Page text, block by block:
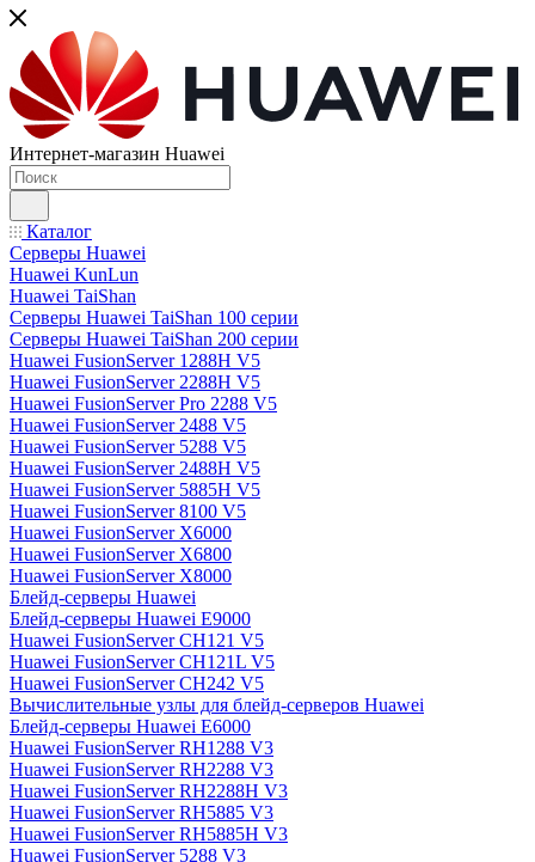
Интернет-магазин Huawei
Каталог
Серверы Huawei
Huawei KunLun
Huawei TaiShan
Серверы Huawei TaiShan 100 серии
Серверы Huawei TaiShan 200 серии
Huawei FusionServer 1288H V5
Huawei FusionServer 2288H V5
Huawei FusionServer Pro 2288 V5
Huawei FusionServer 2488 V5
Huawei FusionServer 5288 V5
Huawei FusionServer 2488H V5
Huawei FusionServer 5885H V5
Huawei FusionServer 8100 V5
Huawei FusionServer X6000
Huawei FusionServer X6800
Huawei FusionServer X8000
Блейд-серверы Huawei
Блейд-серверы Huawei E9000
Huawei FusionServer CH121 V5
Huawei FusionServer CH121L V5
Huawei FusionServer CH242 V5
Вычислительные узлы для блейд-серверов Huawei
Блейд-серверы Huawei E6000
Huawei FusionServer RH1288 V3
Huawei FusionServer RH2288 V3
Huawei FusionServer RH2288H V3
Huawei FusionServer RH5885 V3
Huawei FusionServer RH5885H V3
Huawei FusionServer 5288 V3